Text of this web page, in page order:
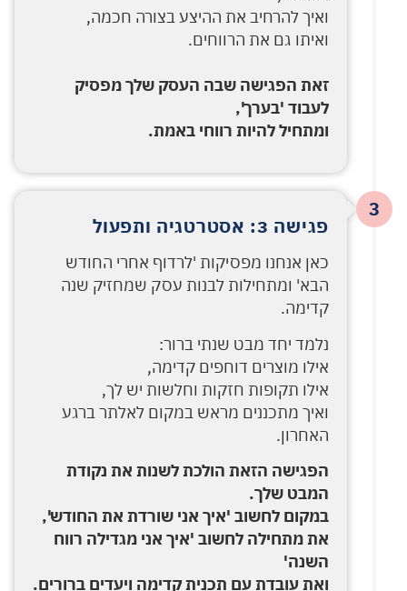
ואיך להרחיב את ההיצע בצורה חכמה,
ואיתו גם את הרווחים.
זאת הפגישה שבה העסק שלך מפסיק
לעבוד 'בערך',
ומתחיל להיות רווחי באמת.
פגישה 3: אסטרטגיה ותפעול
כאן אנחנו מפסיקות 'לרדוף אחרי החודש
הבא' ומתחילות לבנות עסק שמחזיק שנה
קדימה.
נלמד יחד מבט שנתי ברור:
אילו מוצרים דוחפים קדימה,
אילו תקופות חזקות וחלשות יש לך,
ואיך מתכננים מראש במקום לאלתר ברגע
האחרון.
הפגישה הזאת הולכת לשנות את נקודת
המבט שלך.
במקום לחשוב 'איך אני שורדת את החודש',
את מתחילה לחשוב 'איך אני מגדילה רווח
השנה'
ואת עובדת עם תכנית קדימה ויעדים ברורים.
3